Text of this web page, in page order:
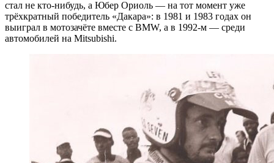
стал не кто-нибудь, а Юбер Ориоль — на тот момент уже
трёхкратный победитель «Дакара»: в 1981 и 1983 годах он
выиграл в мотозачёте вместе с BMW, а в 1992-м — среди
автомобилей на Mitsubishi.